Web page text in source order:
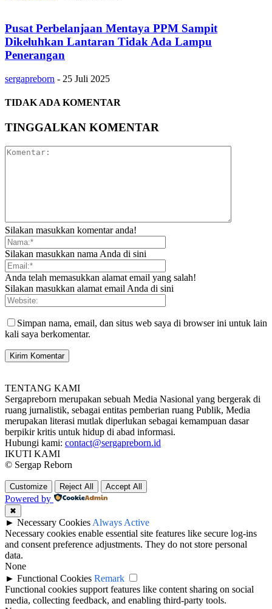
Pusat Perbelanjaan Mentaya PPM Sampit
Dikeluhkan Lantaran Tidak Ada Lampu
Penerangan
sergapreborn - 25 Juli 2025
TIDAK ADA KOMENTAR
TINGGALKAN KOMENTAR
Silakan masukkan komentar anda!
Silakan masukkan nama Anda di sini
Anda telah memasukkan alamat email yang salah!
Silakan masukkan alamat email Anda di sini
Simpan nama, email, dan situs web saya di browser ini untuk lain
kali saya berkomentar.
TENTANG KAMI
Sergapreborn merupakan sebuah Media Nasional yang bergerak di
ruang jurnalistik, sebagai entitas pemberian ruang Publik, Media
merupakan literasi mutlak diperlukan sebagai kemampuan dasar
berpikir kritis untuk hidup di abad informasi.
Hubungi kami: contact@sergapreborn.id
IKUTI KAMI
© Sergap Reborn
Customize Reject All Accept All
Powered by
✖
► Necessary Cookies Always Active
Necessary cookies enable essential site features like secure log-ins
and consent preference adjustments. They do not store personal
data.
None
► Functional Cookies Remark
Functional cookies support features like content sharing on social
media, collecting feedback, and enabling third-party tools.